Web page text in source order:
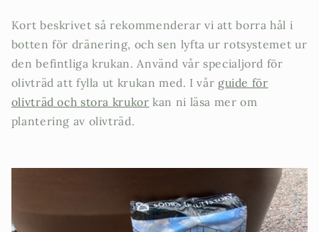
Kort beskrivet så rekommenderar vi att borra hål i
botten för dränering, och sen lyfta ur rotsystemet ur
den befintliga krukan. Använd vår specialjord för
olivträd att fylla ut krukan med. I vår guide för
olivträd och stora krukor kan ni läsa mer om
plantering av olivträd.